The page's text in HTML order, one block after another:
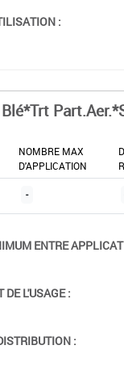
:
Blé*Trt
NOMBRE MAX
D'APPLICATION
-
ENTRE
DE L'USAGE :
: